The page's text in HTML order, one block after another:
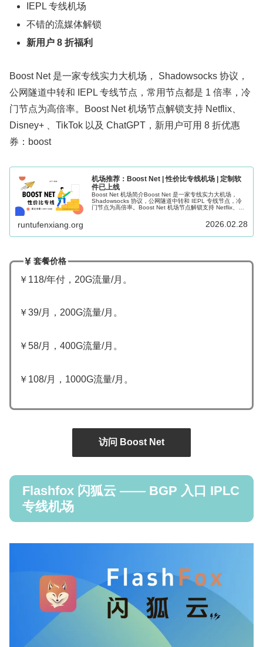
IEPL 专线机场
不错的流媒体解锁
新用户 8 折福利
Boost Net 是一家专线实力大机场， Shadowsocks 协议，
公网隧道中转和 IEPL 专线节点，常用节点都是 1 倍率，冷
门节点为高倍率。Boost Net 机场节点解锁支持 Netflix、
Disney+ 、TikTok 以及 ChatGPT，新用户可用 8 折优惠
券：boost
机场推荐：Boost Net | 性价比专线机场 | 定制软
件已上线
Boost Net 机场简介Boost Net 是一家专线实力大机场，
Shadowsocks 协议，公网隧道中转和 IEPL 专线节点，冷
门节点为高倍率。Boost Net 机场节点解锁支持 Netflix、
runtufenxiang.org 2026.02.28
套餐价格
￥118/年付，20G流量/月。
￥39/月，200G流量/月。
￥58/月，400G流量/月。
￥108/月，1000G流量/月。
访问 Boost Net
Flashfox 闪狐云 —— BGP 入口 IPLC
专线机场